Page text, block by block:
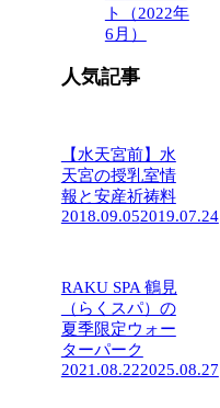
ト（2022年
6月）
人気記事
【水天宮前】水
天宮の授乳室情
報と安産祈祷料
2018.09.052019.07.24
RAKU SPA 鶴見
（らくスパ）の
夏季限定ウォー
ターパーク
2021.08.222025.08.27